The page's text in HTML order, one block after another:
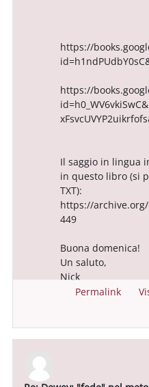
https://
https://
Il saggio in lingua
in questo libro (si
TXT):
https://
449
Buona domenica!
Un saluto,
Nick
Permalink